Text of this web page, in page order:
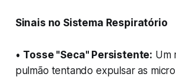
Sinais no Sistema Respiratório
• Tosse "Seca" Persistente: Um
pulmão tentando expulsar as